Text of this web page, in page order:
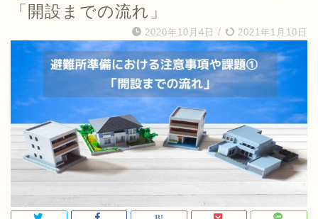
「開設までの流れ」
2020年10月4日 / 2021年1月10日